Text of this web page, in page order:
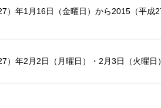
）年1月16日（金曜日）から2015（平成
）年2月2日（月曜日）・2月3日（火曜日）